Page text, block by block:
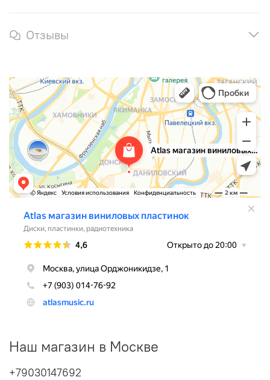
Отзывы
Наш магазин в Москве
+79030147692